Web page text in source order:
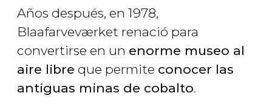
Años después, en 1978,
Blaafarveværket renació para
convertirse en un enorme museo al
aire libre que permite conocer las
antiguas minas de cobalto.